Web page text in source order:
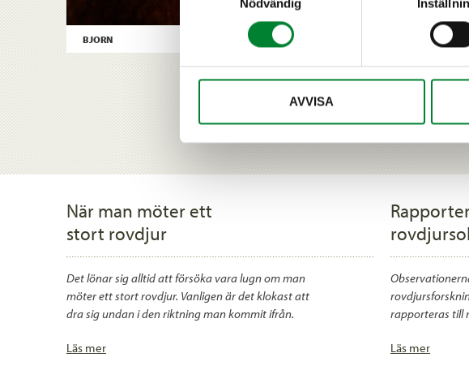
Nödvändig
AVVISA
BJORN BJORN
När man möter ett
stort rovdjur
Det lönar sig alltid att försöka vara lugn om man
möter ett stort rovdjur. Vanligen är det klokast att
dra sig undan i den riktning man kommit ifrån.
Läs mer
rapporteras till
Läs mer